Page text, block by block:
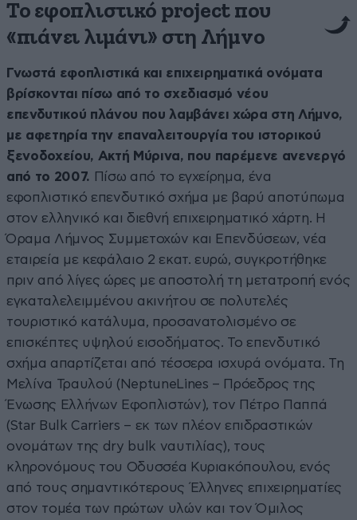
Το εφοπλιστικό project που
«πιάνει λιμάνι» στη Λήμνο
Γνωστά εφοπλιστικά και επιχειρηματικά ονόματα
βρίσκονται πίσω από το σχεδιασμό νέου
επενδυτικού πλάνου που λαμβάνει χώρα στη Λήμνο,
με αφετηρία την επαναλειτουργία του ιστορικού
ξενοδοχείου, Ακτή Μύρινα, που παρέμενε ανενεργό
από το 2007. Πίσω από το εγχείρημα, ένα
εφοπλιστικό επενδυτικό σχήμα με βαρύ αποτύπωμα
στον ελληνικό και διεθνή επιχειρηματικό χάρτη. Η
Όραμα Λήμνος Συμμετοχών και Επενδύσεων, νέα
εταιρεία με κεφάλαιο 2 εκατ. ευρώ, συγκροτήθηκε
πριν από λίγες ώρες με αποστολή τη μετατροπή ενός
εγκαταλελειμμένου ακινήτου σε πολυτελές
τουριστικό κατάλυμα, προσανατολισμένο σε
επισκέπτες υψηλού εισοδήματος. Το επενδυτικό
σχήμα απαρτίζεται από τέσσερα ισχυρά ονόματα. Τη
Μελίνα Τραυλού (NeptuneLines – Πρόεδρος της
Ένωσης Ελλήνων Εφοπλιστών), τον Πέτρο Παππά
(Star Bulk Carriers – εκ των πλέον επιδραστικών
ονομάτων της dry bulk ναυτιλίας), τους
κληρονόμους του Οδυσσέα Κυριακόπουλου, ενός
από τους σημαντικότερους Έλληνες επιχειρηματίες
στον τομέα των πρώτων υλών και τον Όμιλος